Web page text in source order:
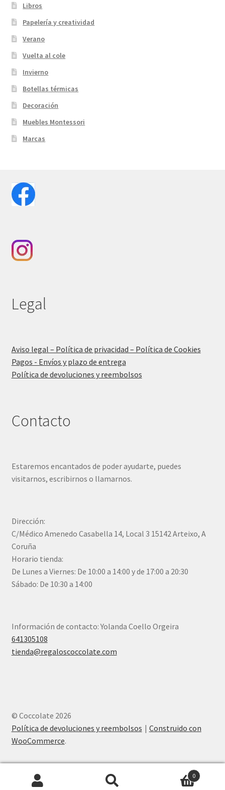
Libros
Papelería y creatividad
Verano
Vuelta al cole
Invierno
Botellas térmicas
Decoración
Muebles Montessori
Marcas
Legal
Aviso legal – Política de privacidad – Política de Cookies
Pagos - Envíos y plazo de entrega
Política de devoluciones y reembolsos
Contacto
Estaremos encantados de poder ayudarte, puedes
visitarnos, escribirnos o llamarnos.
Dirección:
C/Médico Amenedo Casabella 14, Local 3 15142 Arteixo, A
Coruña
Horario tienda:
De Lunes a Viernes: De 10:00 a 14:00 y de 17:00 a 20:30
Sábado: De 10:30 a 14:00
Información de contacto: Yolanda Coello Orgeira
641305108
tienda@regaloscoccolate.com
© Coccolate 2026
Política de devoluciones y reembolsos
Construido con
WooCommerce.
0